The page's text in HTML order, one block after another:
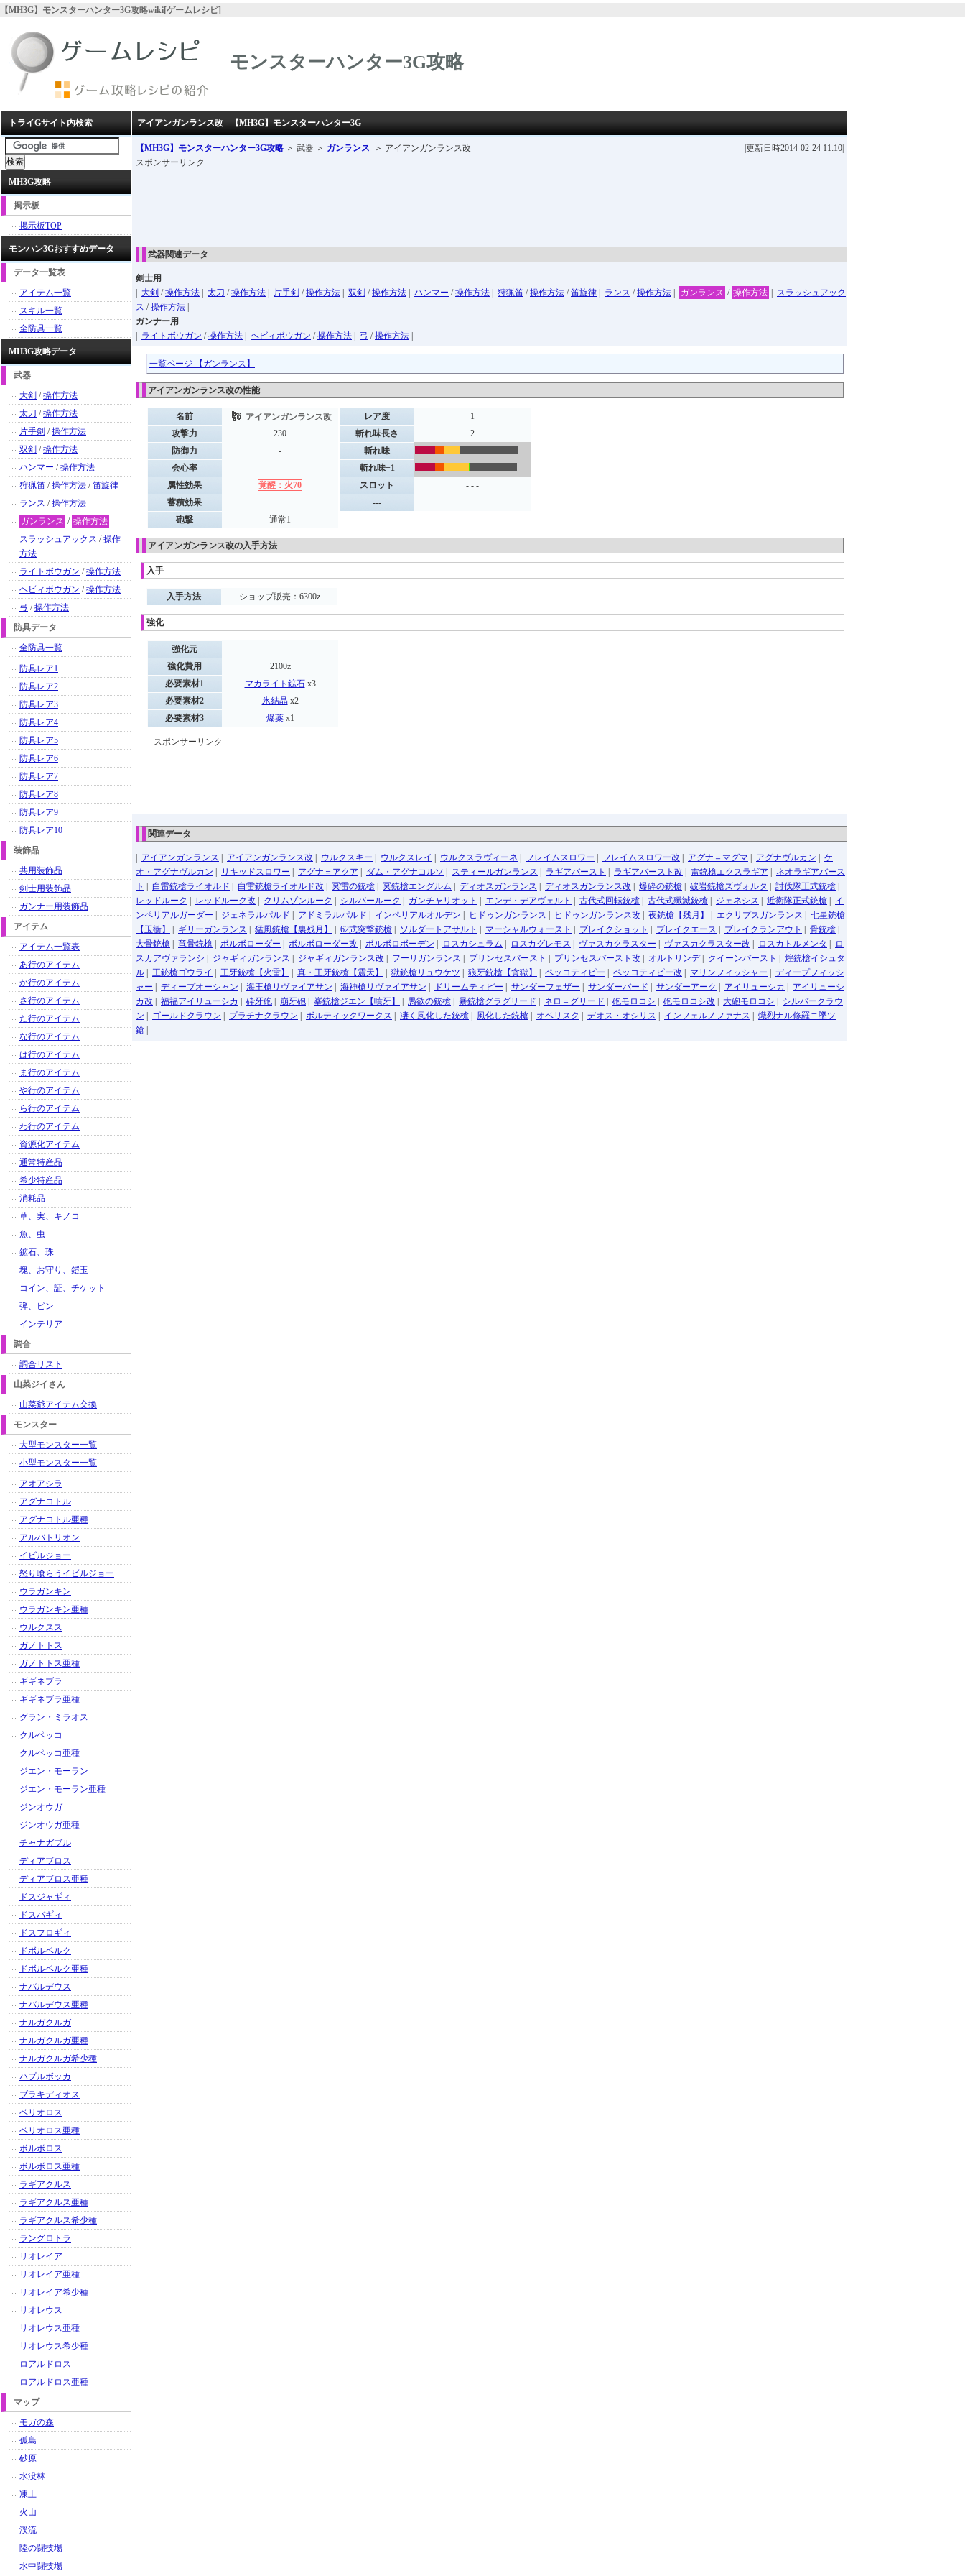
【MH3G】モンスターハンター3G攻略wiki[ゲームレシピ]
モンスターハンター3G攻略
アイアンガンランス改 - 【MH3G】モンスターハンター3G
【MH3G】モンスターハンター3G攻略 ＞ 武器 ＞ ガンランス ＞ アイアンガンランス改
|更新日時2014-02-24 11:10|
スポンサーリンク
武器関連データ
剣士用
大剣 /操作方法 太刀 /操作方法 片手剣 /操作方法 双剣 /操作方法 ハンマー /操作方法 狩猟笛 /操作方法 /笛旋律 ランス /操作方法 ガンランス / 操作方法
スラッシュアック
ス /操作方法
ガンナー用
ライトボウガン /操作方法 ヘビィボウガン /操作方法 弓 /操作方法
一覧ページ 【ガンランス】
アイアンガンランス改の性能
名前
アイアンガンランス改
攻撃力
230
防御力
-
会心率
-
属性効果
覚醒：火70
蓄積効果
砲撃
通常1
レア度
1
斬れ味長さ
2
斬れ味
斬れ味+1
スロット
- - -
---
アイアンガンランス改の入手方法
入手
入手方法 ショップ販売：6300z
強化
強化元
強化費用
2100z
必要素材1
マカライト鉱石x3
必要素材2
氷結晶x2
必要素材3
爆薬x1
スポンサーリンク
関連データ
アイアンガンランス アイアンガンランス改 ウルクスキー ウルクスレイ ウルクスラヴィーネ フレイムスロワー フレイムスロワー改 アグナ＝マグマ アグナヴルカン
ケ
オ・アグナヴルカン
リキッドスロワー アグナ＝アクア ダム・アグナコルソ スティールガンランス ラギアバースト ラギアバースト改 雷銃槍エクスラギア
ネオラギアバース
ト
白雷銃槍ライオルド 白雷銃槍ライオルド改 冥雷の銃槍 冥銃槍エングルム ディオスガンランス ディオスガンランス改 爆砕の銃槍 破岩銃槍ズヴォルタ 討伐隊正式銃槍
レッドルーク
レッドルーク改 クリムゾンルーク シルバールーク ガンチャリオット エンデ・デアヴェルト 古代式回転銃槍 古代式殲滅銃槍 ジェネシス 近衛隊正式銃槍
イ
ンペリアルガーダー
ジェネラルパルド アドミラルパルド インペリアルオルデン ヒドゥンガンランス ヒドゥンガンランス改 夜銃槍【残月】 エクリプスガンランス
七星銃槍
【玉衝】
ギリーガンランス 猛風銃槍【裏残月】 62式突撃銃槍 ソルダートアサルト マーシャルウォースト ブレイクショット ブレイクエース ブレイクランアウト 骨銃槍
大骨銃槍
竜骨銃槍 ボルボローダー ボルボローダー改 ボルボロボーデン ロスカシュラム ロスカグレモス ヴァスカクラスター ヴァスカクラスター改 ロスカトルメンタ
ロ
スカアヴァランシ
ジャギィガンランス ジャギィガンランス改 フーリガンランス プリンセスバースト プリンセスバースト改 オルトリンデ| クイーンバースト
煌銃槍イシュタ
ル
王銃槍ゴウライ 王牙銃槍【火雷】 真・王牙銃槍【震天】 獄銃槍リュウケツ 狼牙銃槍【貪獄】 ペッコティピー ペッコティピー改 マリンフィッシャー
ディープフィッシ
ャー
ディープオーシャン 海王槍リヴァイアサン 海神槍リヴァイアサン ドリームティピー サンダーフェザー サンダーバード サンダーアーク アイリューシカ
アイリューシ
カ改
福福アイリューシカ 砕牙砲 崩牙砲 峯銃槍ジエン【噴牙】 愚欲の銃槍 暴銃槍グラグリード ネロ＝グリード 砲モロコシ 砲モロコシ改 大砲モロコシ
シルバークラウ
ン
ゴールドクラウン プラチナクラウン ボルティックワークス 凄く風化した銃槍 風化した銃槍 オベリスク デオス・オシリス インフェルノファナス
熾烈ナル修羅ニ墜ツ
鎗
トライGサイト内検索
MH3G攻略
掲示板
掲示板TOP
モンハン3Gおすすめデータ
データ一覧表
アイテム一覧
スキル一覧
全防具一覧
MH3G攻略データ
武器
大剣 /操作方法
太刀 /操作方法
片手剣 /操作方法
双剣 /操作方法
ハンマー /操作方法
狩猟笛 /操作方法 /笛旋律
ランス /操作方法
ガンランス / 操作方法
スラッシュアックス /操作
方法
ライトボウガン /操作方法
ヘビィボウガン /操作方法
弓 /操作方法
防具データ
全防具一覧
防具レア1
防具レア2
防具レア3
防具レア4
防具レア5
防具レア6
防具レア7
防具レア8
防具レア9
防具レア10
装飾品
共用装飾品
剣士用装飾品
ガンナー用装飾品
アイテム
アイテム一覧表
あ行のアイテム
か行のアイテム
さ行のアイテム
た行のアイテム
な行のアイテム
は行のアイテム
ま行のアイテム
や行のアイテム
ら行のアイテム
わ行のアイテム
資源化アイテム
通常特産品
希少特産品
消耗品
草、実、キノコ
魚、虫
鉱石、珠
塊、お守り、鎧玉
コイン、証、チケット
弾、ビン
インテリア
調合
調合リスト
山菜ジイさん
山菜爺アイテム交換
モンスター
大型モンスター一覧
小型モンスター一覧
アオアシラ
アグナコトル
アグナコトル亜種
アルバトリオン
イビルジョー
怒り喰らうイビルジョー
ウラガンキン
ウラガンキン亜種
ウルクスス
ガノトトス
ガノトトス亜種
ギギネブラ
ギギネブラ亜種
グラン・ミラオス
クルペッコ
クルペッコ亜種
ジエン・モーラン
ジエン・モーラン亜種
ジンオウガ
ジンオウガ亜種
チャナガブル
ディアブロス
ディアブロス亜種
ドスジャギィ
ドスバギィ
ドスフロギィ
ドボルベルク
ドボルベルク亜種
ナバルデウス
ナバルデウス亜種
ナルガクルガ
ナルガクルガ亜種
ナルガクルガ希少種
ハプルボッカ
ブラキディオス
ベリオロス
ベリオロス亜種
ボルボロス
ボルボロス亜種
ラギアクルス
ラギアクルス亜種
ラギアクルス希少種
ラングロトラ
リオレイア
リオレイア亜種
リオレイア希少種
リオレウス
リオレウス亜種
リオレウス希少種
ロアルドロス
ロアルドロス亜種
マップ
モガの森
孤島
砂原
水没林
凍土
火山
渓流
陸の闘技場
水中闘技場